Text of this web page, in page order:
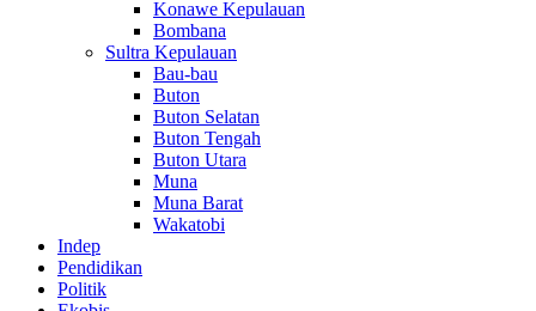
Konawe Kepulauan
Bombana
Sultra Kepulauan
Bau-bau
Buton
Buton Selatan
Buton Tengah
Buton Utara
Muna
Muna Barat
Wakatobi
Indep
Pendidikan
Politik